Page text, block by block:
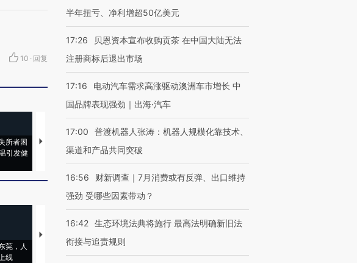
10 · 回复
所者困
引发健
视线｜HYROX的吸金
术：是什么让中产们甘
心“花钱找虐”？
粒摇头丸 尿检体内含3种
毒品
育部长拱下台
莞，人
线
【推广】走进第四届链博
会，让数智科技“链”接产
有意思的生活方式·第三对
住三大增长引擎是什么？
半年扭亏、净利增超50亿美元
17:26
贝恩资本宣布收购贡茶 在中国大陆无法
注册商标后退出市场
17:16
电动汽车需求高涨驱动澳洲车市增长 中
国品牌表现强劲｜出海·汽车
17:00
普渡机器人张涛：机器人规模化靠技术、
渠道和产品共同突破
16:56
财新调查｜7月消费或有反弹、出口维持
强劲 受哪些因素带动？
16:42 生态环境法典将施行 最高法明确新旧法
衔接与追责规则